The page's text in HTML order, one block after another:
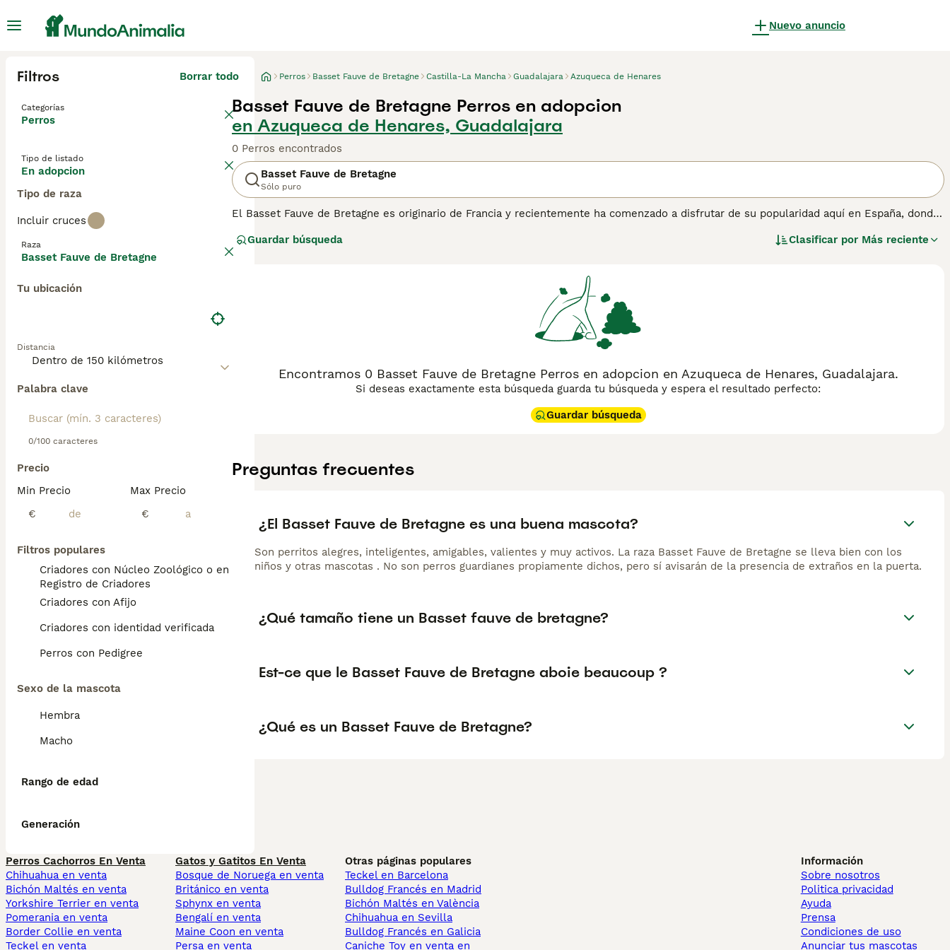
Nuevo anuncio
Filtros Borrar todo
Categorías
Perros
Tipo de listado
En adopcion
Tipo de raza
Incluir cruces
Raza
Basset Fauve de Bretagne
Tu ubicación
Distancia
Palabra clave
0/100 caracteres
Precio
Min Precio
€
Max Precio
€
Filtros populares
Criadores con Núcleo Zoológico o en el
Registro de Criadores
Criadores con Afijo
Criadores con identidad verificada
Perros con Pedigree
Sexo de la mascota
Hembra
Macho
Rango de edad
Generación
Perros Basset Fauve de Bretagne Castilla-La Mancha Guadalajara Azuqueca de Henares
Basset Fauve de Bretagne Perros en adopcion
en Azuqueca de Henares, Guadalajara
0 Perros encontrados
Basset Fauve de Bretagne
Sólo puro
El Basset Fauve de Bretagne es originario de Francia y recientemente ha comenzado a disfrutar de su popularidad aquí en España, donde
están tan cerca del suelo como sus primos Basset-Hound, pero al igual que ellos, el Basset Fauve de Bretagne es más largo de cuerpo
que de alto.
página de consejos de compra de Basset Fauve de Bretagne
Guardar búsqueda Clasificar por Más reciente
Encontramos 0 Basset Fauve de Bretagne Perros en adopcion en Azuqueca de Henares, Guadalajara.
Si deseas exactamente esta búsqueda guarda tu búsqueda y espera el resultado perfecto:
Guardar búsqueda
Preguntas frecuentes
¿El Basset Fauve de Bretagne es una buena mascota?
Son perritos alegres, inteligentes, amigables, valientes y muy activos. La raza Basset Fauve de Bretagne se lleva bien con los
niños y otras mascotas . No son perros guardianes propiamente dichos, pero sí avisarán de la presencia de extraños en la puerta.
¿Qué tamaño tiene un Basset fauve de bretagne?
Est-ce que le Basset Fauve de Bretagne aboie beaucoup ?
¿Qué es un Basset Fauve de Bretagne?
Perros Cachorros En Venta
Chihuahua en venta
Bichón Maltés en venta
Yorkshire Terrier en venta
Pomerania en venta
Border Collie en venta
Teckel en venta
Gatos y Gatitos En Venta
Bosque de Noruega en venta
Británico en venta
Sphynx en venta
Bengalí en venta
Maine Coon en venta
Persa en venta
Otras páginas populares
Teckel en Barcelona
Bulldog Francés en Madrid
Bichón Maltés en València
Chihuahua en Sevilla
Bulldog Francés en Galicia
Caniche Toy en venta en
Información
Sobre nosotros
Politica privacidad
Ayuda
Prensa
Condiciones de uso
Anunciar tus mascotas